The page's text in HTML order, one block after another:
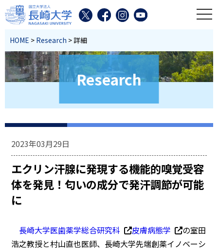
HOME > Research > 詳細
Research
2023年03月29日
エクリン汗腺に発現する機能的嗅覚受容
体を発見！匂いの成分で発汗調節が可能
に
長崎大学医歯薬学総合研究科 皮膚病態学
の室田
浩之教授と村山直也医師、長崎大学先端創薬イノベーシ